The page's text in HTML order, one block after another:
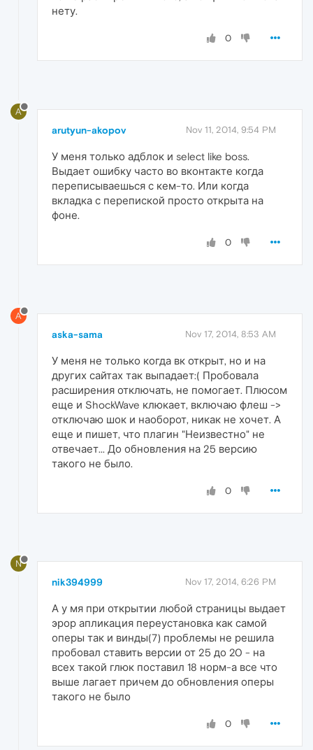
нету.
0
A
arutyun-akopov Nov 11, 2014, 9:54 PM
У меня только адблок и select like boss.
Выдает ошибку часто во вконтакте когда
переписываешься с кем-то. Или когда
вкладка с перепиской просто открыта на
фоне.
0
A
aska-sama Nov 17, 2014, 8:53 AM
У меня не только когда вк открыт, но и на
других сайтах так выпадает:( Пробовала
расширения отключать, не помогает. Плюсом
еще и ShockWave клюкает, включаю флеш ->
отключаю шок и наоборот, никак не хочет. А
еще и пишет, что плагин "Неизвестно" не
отвечает... До обновления на 25 версию
такого не было.
0
N
nik394999 Nov 17, 2014, 6:26 PM
А у мя при открытии любой страницы выдает
эрор апликация переустановка как самой
оперы так и винды(7) проблемы не решила
пробовал ставить версии от 25 до 20 - на
всех такой глюк поставил 18 норм-а все что
выше лагает причем до обновления оперы
такого не было
0